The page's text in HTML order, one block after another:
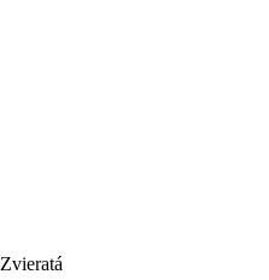
Zvieratá